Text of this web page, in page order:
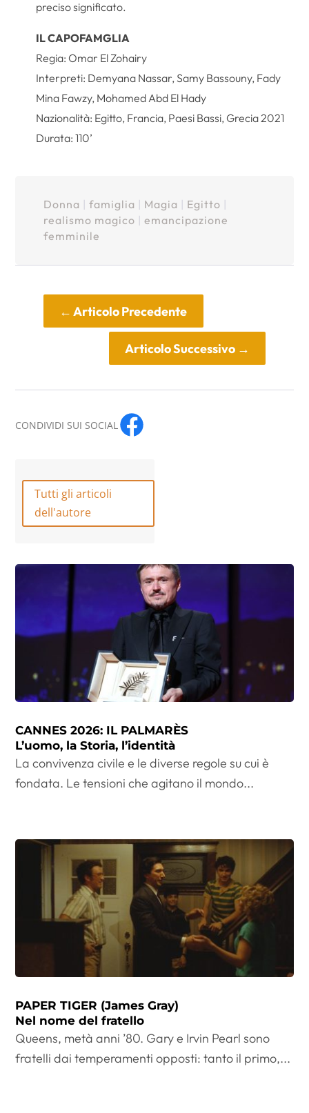
preciso significato.
IL CAPOFAMGLIA
Regia: Omar El Zohairy
Interpreti: Demyana Nassar, Samy Bassouny, Fady
Mina Fawzy, Mohamed Abd El Hady
Nazionalità: Egitto, Francia, Paesi Bassi, Grecia 2021
Durata: 110’
Donna famiglia Magia Egitto
realismo magico
emancipazione
femminile
←Articolo Precedente
Articolo Successivo→
CONDIVIDI SUI SOCIAL
Tutti gli articoli
dell'autore
CANNES 2026: IL PALMARÈS
L’uomo, la Storia, l’identità
La convivenza civile e le diverse regole su cui è
fondata. Le tensioni che agitano il mondo...
PAPER TIGER (James Gray)
Nel nome del fratello
Queens, metà anni ’80. Gary e Irvin Pearl sono
fratelli dai temperamenti opposti: tanto il primo,...